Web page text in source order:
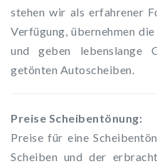
stehen wir als erfahrener
Verfügung, übernehmen
und geben lebenslange
getönten Autoscheiben.
Preise Scheibentönung:
Preise für eine
Scheiben und der